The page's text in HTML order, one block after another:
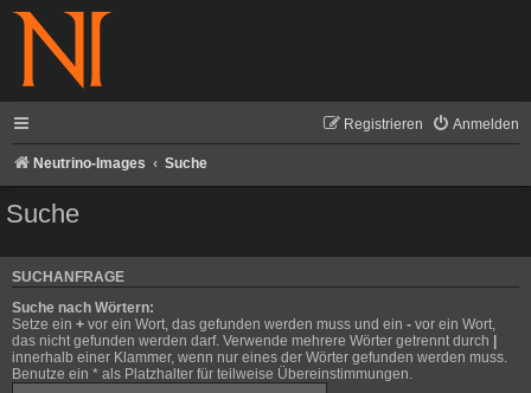
Anmelden
Registrieren
Neutrino-Images Suche
Suche
SUCHANFRAGE
Suche nach Wörtern:
Setze ein + vor ein Wort, das gefunden werden muss und ein - vor ein Wort,
das nicht gefunden werden darf. Verwende mehrere Wörter getrennt durch
innerhalb einer Klammer, wenn nur eines der Wörter gefunden werden muss.
Benutze ein * als Platzhalter für teilweise Übereinstimmungen.